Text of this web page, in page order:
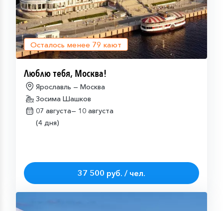
Осталось менее 79 кают
Люблю тебя, Москва!
Ярославль — Москва
Зосима Шашков
07 августа— 10 августа
(4 дня)
37 500 руб. / чел.